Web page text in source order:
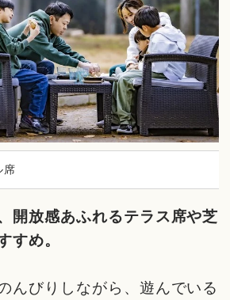
席
開放感あふれるテラス席や芝
すめ。
んびりしながら、遊んでいる